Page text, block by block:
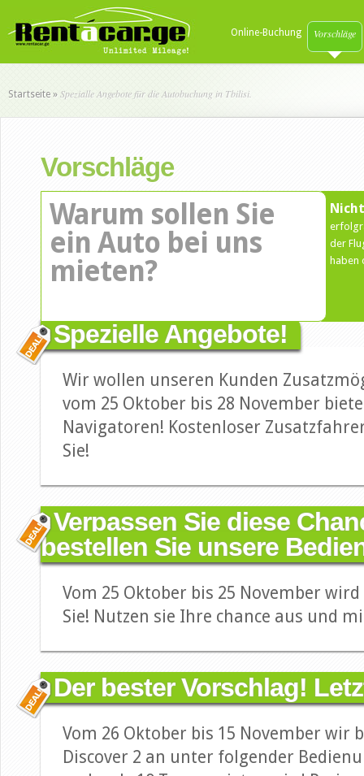
Online-Buchung Vorschläge
Startseite » Spezialle Angebote für die Autobuchung in Tbilisi.
Vorschläge
Warum sollen Sie
ein Auto bei uns
mieten?
der
haben
Spezielle Angebote!
Wir wollen unseren Kunden
vom 25 Oktober bis 28 November
Navigatoren! Kostenloser
Sie!
Verpassen Sie diese
bestellen Sie unsere
Vom 25 Oktober bis 25 November
Sie! Nutzen sie Ihre chance aus und
Der bester Vorschlag!
Vom 26 Oktober bis 15 November wir
Discover 2 an unter folgender